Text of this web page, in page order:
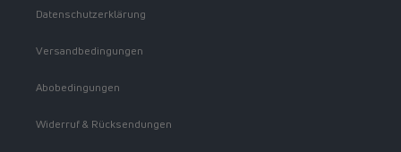
Datenschutzerklärung
Versandbedingungen
Abobedingungen
Widerruf & Rücksendungen